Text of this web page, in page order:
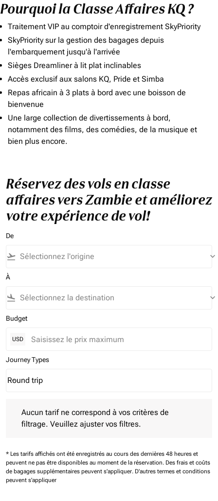
Pourquoi la Classe Affaires KQ ?
Traitement VIP au comptoir d'enregistrement SkyPriority
SkyPriority sur la gestion des bagages depuis
l'embarquement jusqu'à l'arrivée
Sièges Dreamliner à lit plat inclinables
Accès exclusif aux salons KQ, Pride et Simba
Repas africain à 3 plats à bord avec une boisson de
bienvenue
Une large collection de divertissements à bord,
notamment des films, des comédies, de la musique et
bien plus encore.
Réservez des vols en classe
affaires vers Zambie et améliorez
votre expérience de vol!
De
flight_takeoff keyboard_arrow_down
À
flight_land keyboard_arrow_down
Budget
USD
Journey Types
Journey Types option Round trip Selected
Round trip
keyboard_arrow_down
Aucun tarif ne correspond à vos critères de
filtrage. Veuillez ajuster vos filtres.
* Les tarifs affichés ont été enregistrés au cours des dernières 48 heures et
peuvent ne pas être disponibles au moment de la réservation. Des frais et coûts
de bagages supplémentaires peuvent s'appliquer. D'autres termes et conditions
peuvent s'appliquer